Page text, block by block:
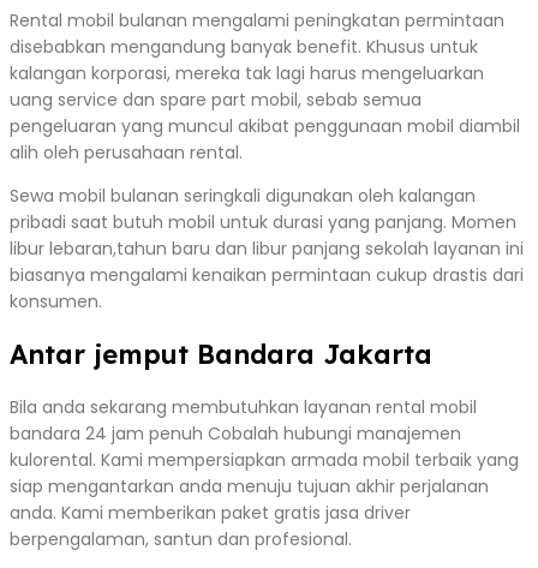
Rental mobil bulanan mengalami peningkatan permintaan
disebabkan mengandung banyak benefit. Khusus untuk
kalangan korporasi, mereka tak lagi harus mengeluarkan
uang service dan spare part mobil, sebab semua
pengeluaran yang muncul akibat penggunaan mobil diambil
alih oleh perusahaan rental.
Sewa mobil bulanan seringkali digunakan oleh kalangan
pribadi saat butuh mobil untuk durasi yang panjang. Momen
libur lebaran,tahun baru dan libur panjang sekolah layanan ini
biasanya mengalami kenaikan permintaan cukup drastis dari
konsumen.
Antar jemput Bandara Jakarta
Bila anda sekarang membutuhkan layanan rental mobil
bandara 24 jam penuh Cobalah hubungi manajemen
kulorental. Kami mempersiapkan armada mobil terbaik yang
siap mengantarkan anda menuju tujuan akhir perjalanan
anda. Kami memberikan paket gratis jasa driver
berpengalaman, santun dan profesional.